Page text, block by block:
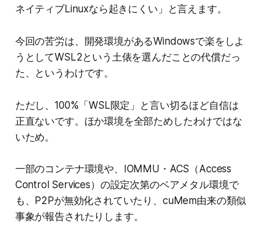
ネイティブLinuxなら起きにくい」と言えます。
今回の苦労は、開発環境があるWindowsで楽をしよ
うとしてWSL2という土俵を選んだことの代償だっ
た、というわけです。
ただし、100%「WSL限定」と言い切るほど自信は
正直ないです。ほか環境を全部ためしたわけではな
いため。
一部のコンテナ環境や、IOMMU・ACS（Access
Control Services）の設定次第のベアメタル環境で
も、P2Pが無効化されていたり、cuMem由来の類似
事象が報告されたりします。